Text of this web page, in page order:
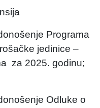
Programa
jedinice –
za 2025. godinu;
Odluke o